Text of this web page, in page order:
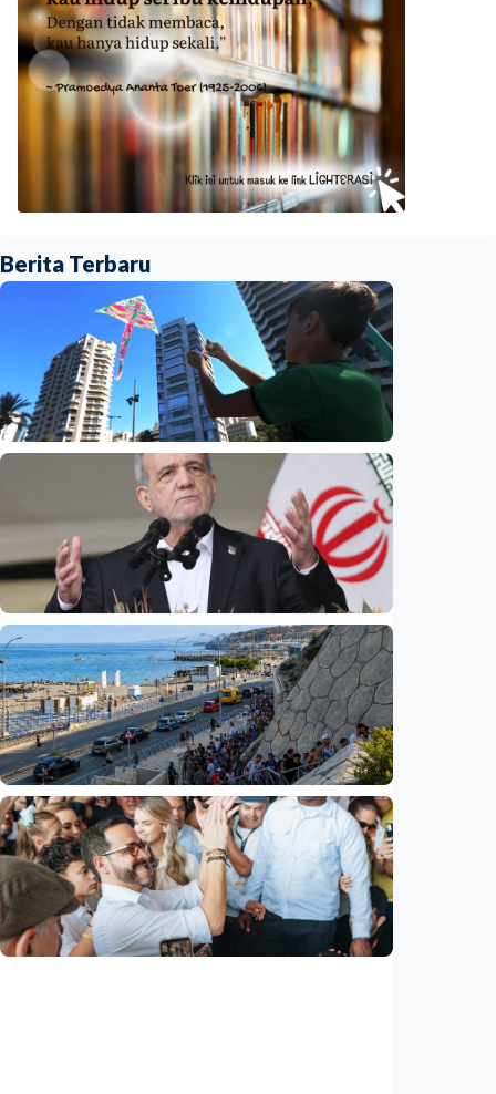
Berita Terbaru
Dugaan spionase guncang PBB, staf UNICEF
diduga bocorkan informasi ke Israel
Indonesia 08 Aug 2026
Internasional
Pezeshkian: Iran siap berdialog, tetapi tak
bisa dipaksa menyerah
Indonesia•08 Aug 2026
Internasional
Krisis migran picu konflik baru di Eropa,
Spanyol balik perketat perbatasan Italia
Indonesia• 08 Aug 2026